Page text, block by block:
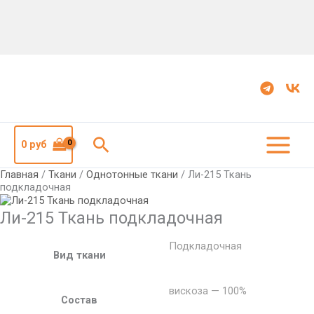
0руб Поиск
Главная / Ткани / Однотонные ткани / Ли-215 Ткань
подкладочная
Ли-215 Ткань подкладочная
Вид ткани
Подкладочная
Состав
вискоза — 100%